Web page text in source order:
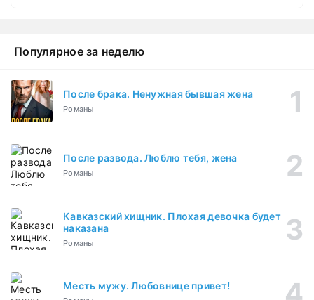
Популярное за неделю
После брака. Ненужная бывшая жена
Романы
После развода. Люблю тебя, жена
Романы
Кавказский хищник. Плохая девочка будет
наказана
Романы
Месть мужу. Любовнице привет!